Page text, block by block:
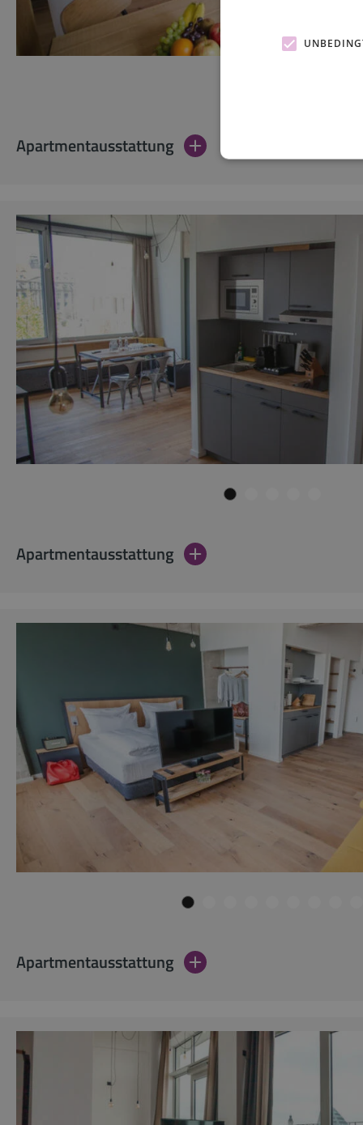
Apartmentausstattung
Apartmentausstattung
Apartmentausstattung